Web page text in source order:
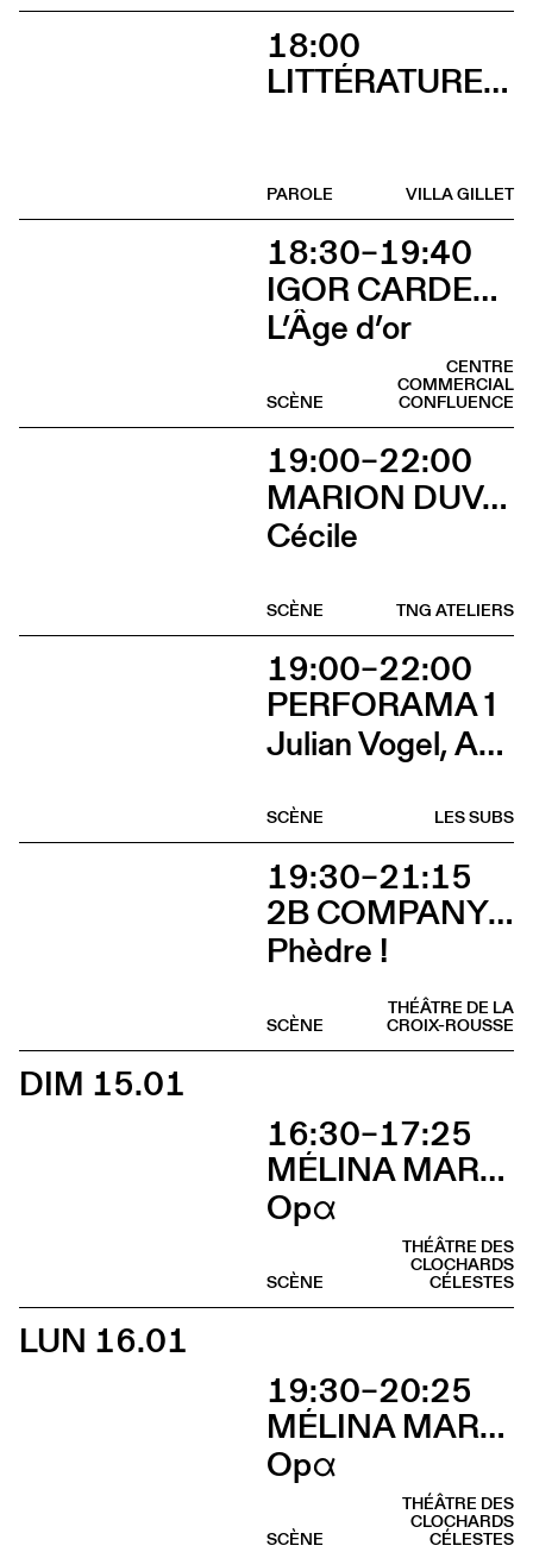
18:00
LITTÉRATURES SUISSES
VILLA GILLET
PAROLE
18:30–19:40
IGOR CARDELLINI & TOMAS GONZALEZ
L’Âge d’or
CENTRE
COMMERCIAL
CONFLUENCE
SCÈNE
19:00–22:00
MARION DUVAL - CHRIS CADILLAC
Cécile
TNG ATELIERS
SCÈNE
19:00–22:00
PERFORAMA 1
Julian Vogel, Aurélien Dougé, Igor Cardellini & Tomas Gonzalez
LES SUBS
SCÈNE
19:30–21:15
2B COMPANY - FRANÇOIS GREMAUD
Phèdre !
THÉÂTRE DE LA
CROIX-ROUSSE
SCÈNE
DIM 15.01
16:30–17:25
MÉLINA MARTIN
Opα
THÉÂTRE DES
CLOCHARDS
CÉLESTES
SCÈNE
LUN 16.01
19:30–20:25
MÉLINA MARTIN
Opα
THÉÂTRE DES
CLOCHARDS
CÉLESTES
SCÈNE